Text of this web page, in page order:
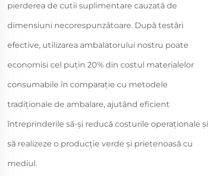
pierderea de cutii suplimentare cauzată de
dimensiuni necorespunzătoare. După testări
efective, utilizarea ambalatorului nostru poate
economisi cel puțin 20% din costul materialelor
consumabile în comparație cu metodele
tradiționale de ambalare, ajutând eficient
întreprinderile să-și reducă costurile operaționale și
să realizeze o producție verde și prietenoasă cu
mediul.